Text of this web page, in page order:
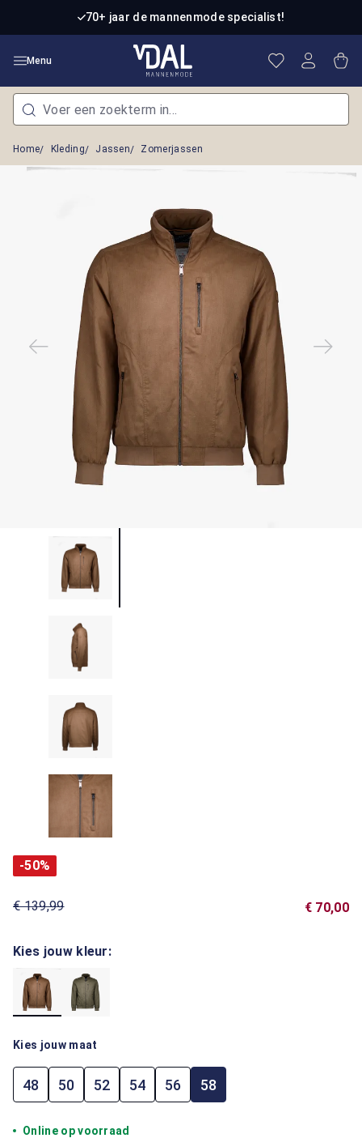
Ga naar de hoofdinhoud70+ jaar de mannenmode specialist!
Menu Je hebt 0
Home Kleding Jassen Zomerjassen
Afbeeldingengalerij overslaan
-50%
€ 139,99 € 70,00
Kies jouw kleur:
Kies jouw maat
48 50 52 54 56 58
Online op voorraad